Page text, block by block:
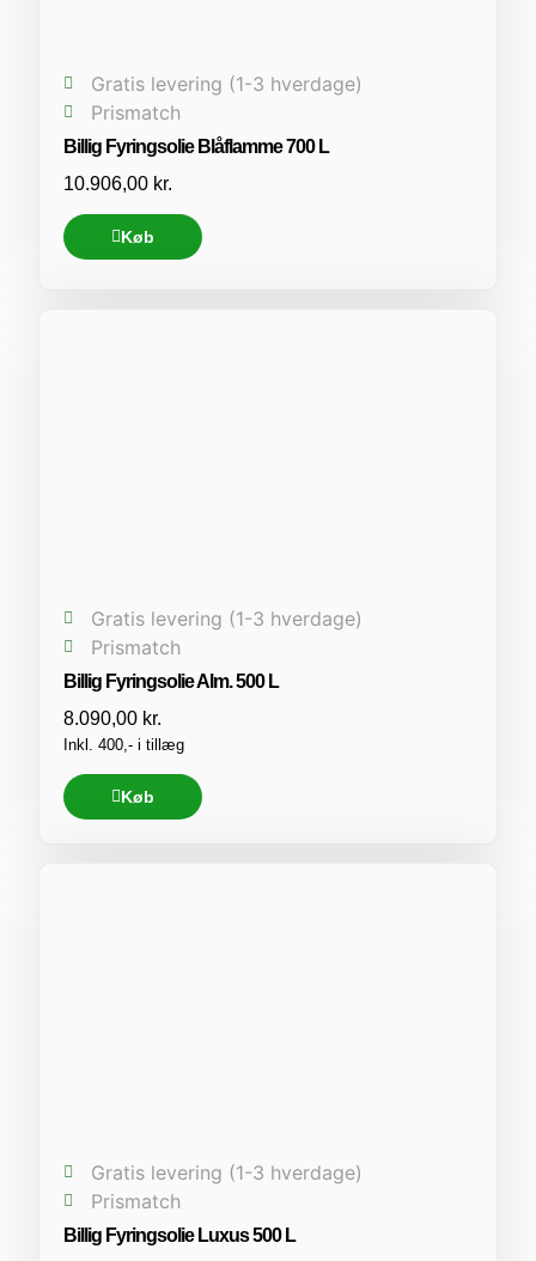
Gratis levering (1-3 hverdage)
Prismatch
Billig Fyringsolie Blåflamme 700 L
10.906,00 kr.
Køb
Gratis levering (1-3 hverdage)
Prismatch
Billig Fyringsolie Alm. 500 L
8.090,00 kr.
Inkl. 400,- i tillæg
Køb
Gratis levering (1-3 hverdage)
Prismatch
Billig Fyringsolie Luxus 500 L